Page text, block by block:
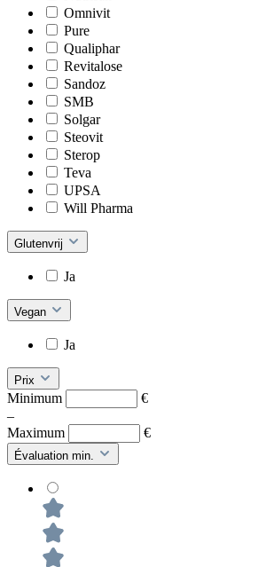
Omnivit
Pure
Qualiphar
Revitalose
Sandoz
SMB
Solgar
Steovit
Sterop
Teva
UPSA
Will Pharma
Glutenvrij
Ja
Vegan
Ja
Prix
Minimum
€
–
Maximum
€
Évaluation min.